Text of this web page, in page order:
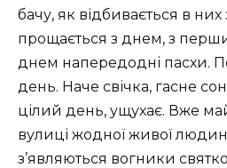
бачу, як відбивається в
прощається з днем, з
днем напередодні пасхи.
день. Наче свічка, гасне
цілий день, ущухає. Вже
вулиці жодної живої
з’являються вогники